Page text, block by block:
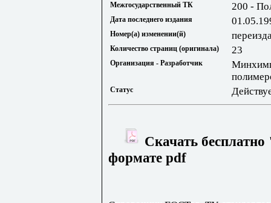
Межгосударственный ТК 200 -
Дата последнего издания
Номер(а) изменении(й)
Количество страниц (оригинала) 23
Организация - Разработчик
Статус
Скачать
формате pdf